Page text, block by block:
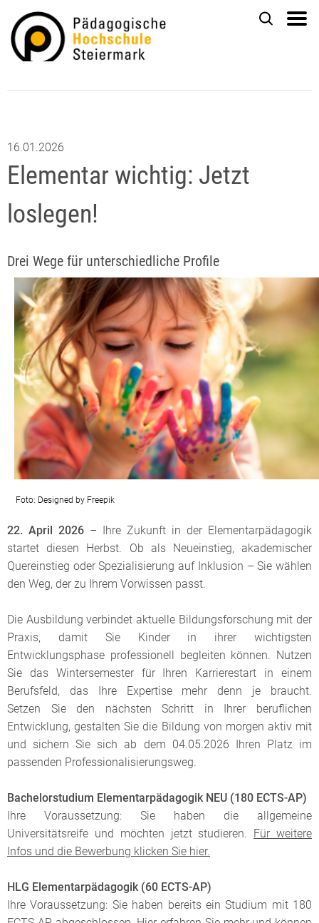
16.01.2026
Elementar wichtig: Jetzt
loslegen!
Drei Wege für unterschiedliche Profile
Foto: Designed by Freepik
22. April 2026 – Ihre Zukunft in der Elementarpädagogik
startet diesen Herbst. Ob als Neueinstieg, akademischer
Quereinstieg oder Spezialisierung auf Inklusion – Sie wählen
den Weg, der zu Ihrem Vorwissen passt.
Die Ausbildung verbindet aktuelle Bildungsforschung mit der
Praxis, damit Sie Kinder in ihrer wichtigsten
Entwicklungsphase professionell begleiten können. Nutzen
Sie das Wintersemester für Ihren Karrierestart in einem
Berufsfeld, das Ihre Expertise mehr denn je braucht.
Setzen Sie den nächsten Schritt in Ihrer beruflichen
Entwicklung, gestalten Sie die Bildung von morgen aktiv mit
und sichern Sie sich ab dem 04.05.2026 Ihren Platz im
passenden Professionalisierungsweg.
Bachelorstudium Elementarpädagogik NEU (180 ECTS-AP)
Ihre Voraussetzung: Sie haben die allgemeine
Universitätsreife und möchten jetzt studieren. Für weitere
Infos und die Bewerbung klicken Sie hier.
HLG Elementarpädagogik (60 ECTS-AP)
Ihre Voraussetzung: Sie haben bereits ein Studium mit 180